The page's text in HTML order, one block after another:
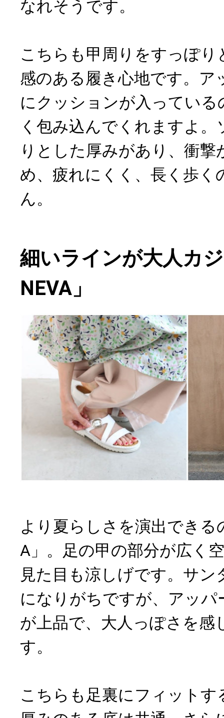
なれそうです。
こちらも甲周りをすっぽり
感のある履き心地です。ア
にクッションが入ってい
く包み込んでくれますよ
りとした厚みがあり、衝撃
め、疲れにくく、長く歩く
ん。
細いラインが大人カ
NEVA」
より夏らしさを演出できる
A」。足の甲の部分が広く
見た目も涼しげです。サ
になりがちですが、アッ
が上品で、大人っぽさを感
す。
こちらも足裏にフィットす